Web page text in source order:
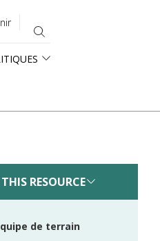
RESOURCE
de terrain